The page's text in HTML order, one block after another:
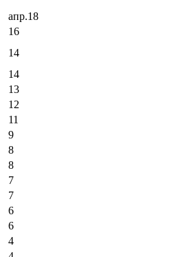
апр.18
16
14
14
13
12
11
9
8
8
7
7
6
6
4